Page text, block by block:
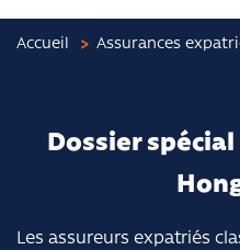
Accueil Assurances
Dossier
Les assureurs expatriés